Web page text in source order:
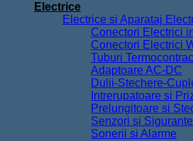
Electrice
Electrice si Aparataj
Conectori Electrici
Conectori Electrici
Tuburi
Adaptoare AC-DC
Dulii-Stechere-
Intrerupatoare si
Prelungitoare si
Senzori si Sigurante
Sonerii si Alarme